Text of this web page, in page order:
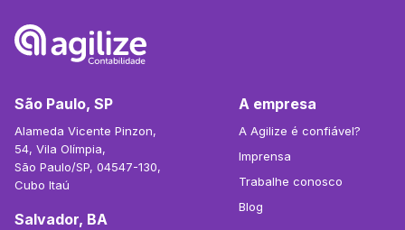
São Paulo, SP
Alameda Vicente Pinzon,
54, Vila Olímpia,
São Paulo/SP, 04547-130,
Cubo Itaú
Salvador, BA
A empresa
A Agilize é confiável?
Imprensa
Trabalhe conosco
Blog